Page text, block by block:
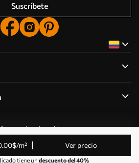
.00$/m² Ver precio
tiene un descuento del 40%
Suscríbete
permisos de cookies
. Todos los derechos reservados.
Sp. z o.o. CIF: PL9223057591.